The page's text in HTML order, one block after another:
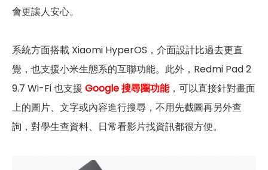
會更讓人安心。
系統方面搭載 Xiaomi HyperOS，介面設計比過去更直
覺，也支援小米生態系的互聯功能。此外，Redmi Pad 2
9.7 Wi-Fi 也支援 Google 搜尋圈功能，可以直接針對畫面
上的圖片、文字或內容進行搜尋，不用先截圖再另外查
詢，對學生查資料、日常看影片找資訊都很方便。